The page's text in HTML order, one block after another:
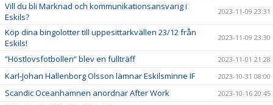
Vill du bli Marknad och kommunikationsansvarig i
Eskils?
2023-11-09 23:31
Köp dina bingolotter till uppesittarkvällen 23/12 från
Eskils!
2023-11-09 23:30
”Höstlovsfotbollen” blev en fullträff 2023-11-01 21:28
Karl-Johan Hallenborg Olsson lämnar Eskilsminne IF 2023-10-31 08:00
Scandic Oceanhamnen anordnar After Work 2023-10-16 20:45